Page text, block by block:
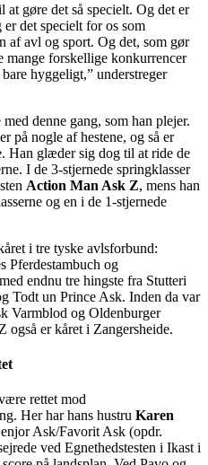
gøre det så specielt. Og det er
det specielt for os som
af avl og sport. Og det, som gør
mange forskellige konkurrencer
hyggeligt,” understreger
denne gang, som han plejer.
på nogle af hestene, og så er
Han glæder sig dog til at ride de
I de 3-stjernede springklasser
Action Man Ask Z, mens han
og en i de 1-stjernede
i tre tyske avlsforbund:
Pferdestambuch og
endnu tre hingste fra Stutteri
Todt un Prince Ask. Inden da var
Varmblod og Oldenburger
også er kåret i Zangersheide.
rettet mod
Her har hans hustru Karen
Ask/Favorit Ask (opdr.
ved Egnethedstesten i Ikast i